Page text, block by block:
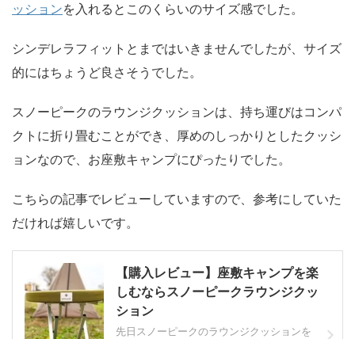
ッションを入れるとこのくらいのサイズ感でした。
シンデレラフィットとまではいきませんでしたが、 サイズ
的にはちょうど良さそうでした。
スノーピークのラウンジクッションは、 持ち運びはコンパ
クトに折り畳むことができ、厚めのしっかりとしたクッシ
ョンなので、お座敷キャンプにぴったりでした。
こちらの記事でレビューしていますので、参考にしていた
だければ嬉しいです。
【購入レビュー】座敷キャンプを楽
しむならスノーピークラウンジクッ
ション
先日スノーピークのラウンジクッションを